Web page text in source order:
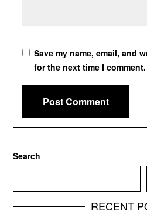
Save my name, email, and
for the next time I comment.
Search
RECENT